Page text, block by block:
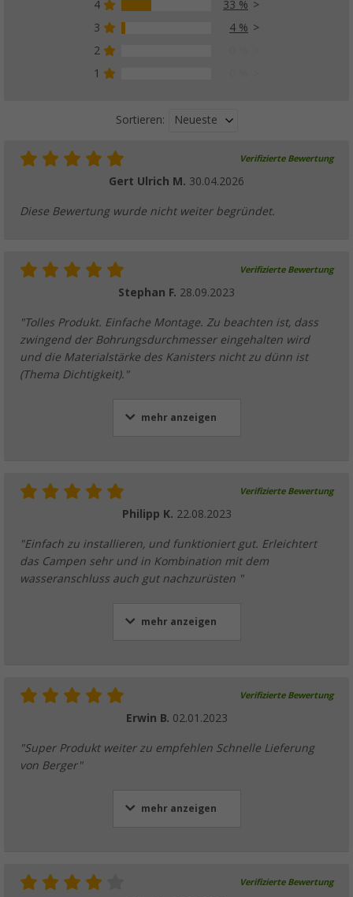
4
33 %
3
4 %
2
1
Sortieren: Neueste
Verifizierte Bewertung
Gert Ulrich M. 30.04.2026
Diese Bewertung wurde nicht weiter begründet.
Verifizierte Bewertung
Stephan F. 28.09.2023
"Tolles Produkt. Einfache Montage. Zu beachten ist, dass
zwingend der Bohrungsdurchmesser eingehalten wird
und die Materialstärke des Kanisters nicht zu dünn ist
(Thema Dichtigkeit)."
mehr anzeigen
Verifizierte Bewertung
Philipp K. 22.08.2023
"Einfach zu installieren, und funktioniert gut. Erleichtert
das Campen sehr und in Kombination mit dem
wasseranschluss auch gut nachzurüsten "
mehr anzeigen
Verifizierte Bewertung
Erwin B. 02.01.2023
"Super Produkt weiter zu empfehlen Schnelle Lieferung
von Berger"
mehr anzeigen
Verifizierte Bewertung